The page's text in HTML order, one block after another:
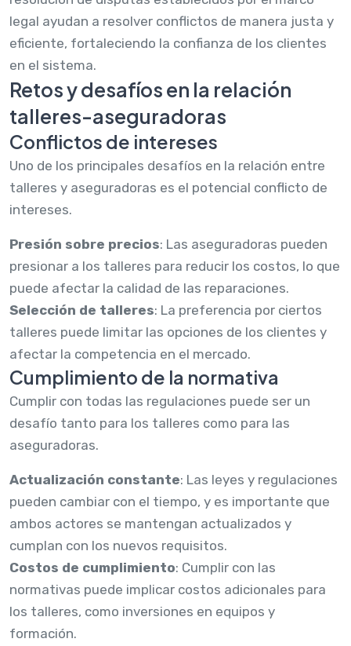
legal ayudan a resolver conflictos de manera justa y
eficiente, fortaleciendo la confianza de los clientes
en el sistema.
Retos y desafíos en la relación
talleres-aseguradoras
Conflictos de intereses
Uno de los principales desafíos en la relación entre
talleres y aseguradoras es el potencial conflicto de
intereses.
Presión sobre precios: Las aseguradoras pueden
presionar a los talleres para reducir los costos, lo que
puede afectar la calidad de las reparaciones.
Selección de talleres: La preferencia por ciertos
talleres puede limitar las opciones de los clientes y
afectar la competencia en el mercado.
Cumplimiento de la normativa
Cumplir con todas las regulaciones puede ser un
desafío tanto para los talleres como para las
aseguradoras.
Actualización constante: Las leyes y regulaciones
pueden cambiar con el tiempo, y es importante que
ambos actores se mantengan actualizados y
cumplan con los nuevos requisitos.
Costos de cumplimiento: Cumplir con las
normativas puede implicar costos adicionales para
los talleres, como inversiones en equipos y
formación.